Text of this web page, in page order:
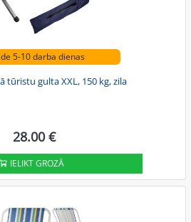
5-10 darba dienas
tūristu gulta XXL, 150 kg, zila
28.00 €
IELIKT GROZĀ